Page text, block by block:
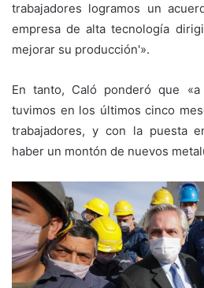
trabajadores logramos un
empresa de alta tecnología
mejorar su producción'».
En tanto, Caló ponderó que
tuvimos en los últimos cinco
trabajadores, y con la puesta
haber un montón de nuevos